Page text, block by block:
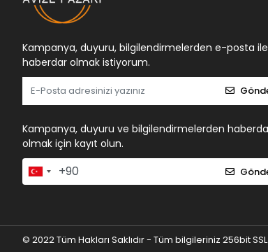
Kampanya, duyuru, bilgilendirmelerden e-posta ile
haberdar olmak istiyorum.
Kampanya, duyuru ve bilgilendirmelerden
olmak için kayıt olun.
© 2022 Tüm Hakları Saklıdır - Tüm bilgileriniz 256bit